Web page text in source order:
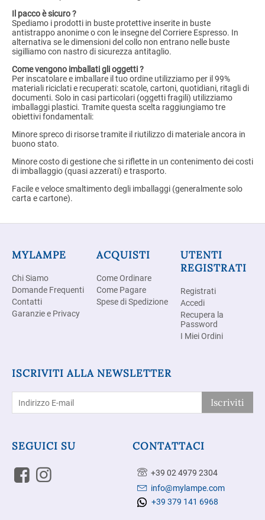
Il pacco è sicuro ?
Spediamo i prodotti in buste protettive inserite in buste
antistrappo anonime o con le insegne del Corriere Espresso. In
alternativa se le dimensioni del collo non entrano nelle buste
sigilliamo con nastro di sicurezza antitaglio.
Come vengono imballati gli oggetti ?
Per inscatolare e imballare il tuo ordine utilizziamo per il 99%
materiali riciclati e recuperati: scatole, cartoni, quotidiani, ritagli di
documenti. Solo in casi particolari (oggetti fragili) utilizziamo
imballaggi plastici. Tramite questa scelta raggiungiamo tre
obiettivi fondamentali:
Minore spreco di risorse tramite il riutilizzo di materiale ancora in
buono stato.
Minore costo di gestione che si riflette in un contenimento dei costi
di imballaggio (quasi azzerati) e trasporto.
Facile e veloce smaltimento degli imballaggi (generalmente solo
carta e cartone).
MYLAMPE
Chi Siamo
Domande Frequenti
Contatti
Garanzie e Privacy
ACQUISTI
Come Ordinare
Come Pagare
Spese di Spedizione
UTENTI
REGISTRATI
Registrati
Accedi
Recupera la
Password
I Miei Ordini
ISCRIVITI ALLA NEWSLETTER
Iscriviti
SEGUICI SU CONTATTACI
+39 02 4979 2304
info@mylampe.com
+39 379 141 6968